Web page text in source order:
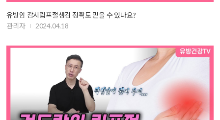
유방암 감시림프절생검 정확도 믿을 수 있나요?
관리자
2024.04.18